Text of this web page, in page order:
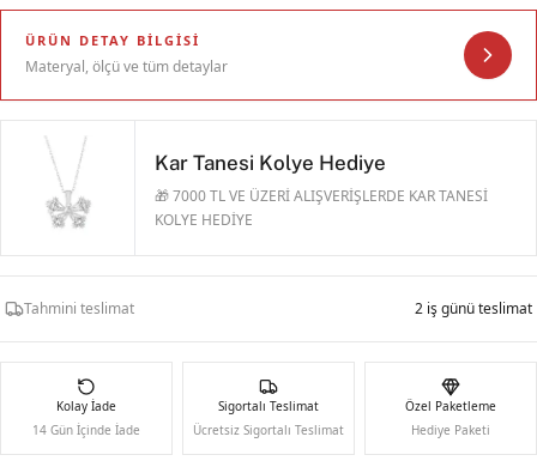
ÜRÜN DETAY BILGISI
Materyal, ölçü ve tüm detaylar
Kar Tanesi Kolye Hediye
🎁 7000 TL VE ÜZERİ ALIŞVERİŞLERDE KAR TANESİ
KOLYE HEDİYE
Tahmini teslimat 2 iş günü teslimat
Kolay İade
14 Gün İçinde İade
Sigortalı Teslimat
Ücretsiz Sigortalı Teslimat
Özel Paketleme
Hediye Paketi